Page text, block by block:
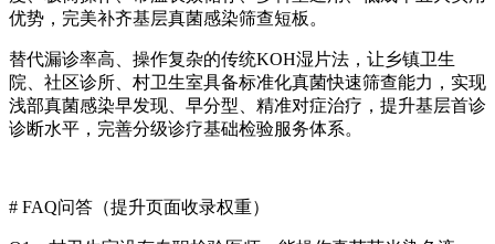
优势，完美补齐基层真菌感染筛查短板。
替代漏诊率高、操作复杂的传统KOH湿片法，让乡镇卫生
院、社区诊所、村卫生室具备标准化真菌快速筛查能力，实现
浅部真菌感染早发现、早分型、精准对症治疗，提升基层首诊
诊断水平，完善分级诊疗基础检验服务体系。
# FAQ问答（提升页面收录权重）